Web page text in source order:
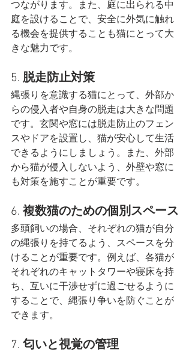
つながります。また、庭に出られる中
庭を設けることで、安全に外気に触れ
る機会を提供することも猫にとって大
きな魅力です​。
5. 脱走防止対策
縄張りを意識する猫にとって、外部か
らの侵入者や自身の脱走は大きな問題
です。玄関や窓には脱走防止のフェン
スやドアを設置し、猫が安心して生活
できるようにしましょう。また、外部
から猫が侵入しないよう、外壁や窓に
も対策を施すことが重要です​。
6. 複数猫のための個別スペース
多頭飼いの場合、それぞれの猫が自分
の縄張りを持てるよう、スペースを分
けることが重要です。例えば、各猫が
それぞれのキャットタワーや寝床を持
ち、互いに干渉せずに過ごせるように
することで、縄張り争いを防ぐことが
できます​。
7. 匂いと視覚の管理